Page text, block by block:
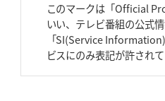
このマークは「Official
いい、テレビ番組の公式
「SI(Service
ビスにのみ表記が許されて